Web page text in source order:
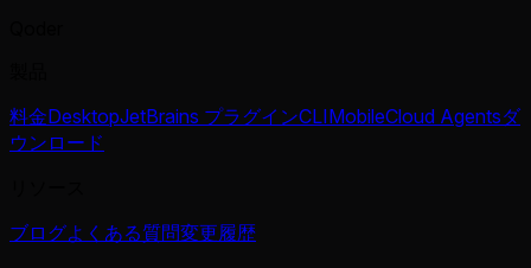
料金DesktopJetBrains プラグインCLIMobileCloud Agentsダ
ウンロード
ブログよくある質問変更履歴